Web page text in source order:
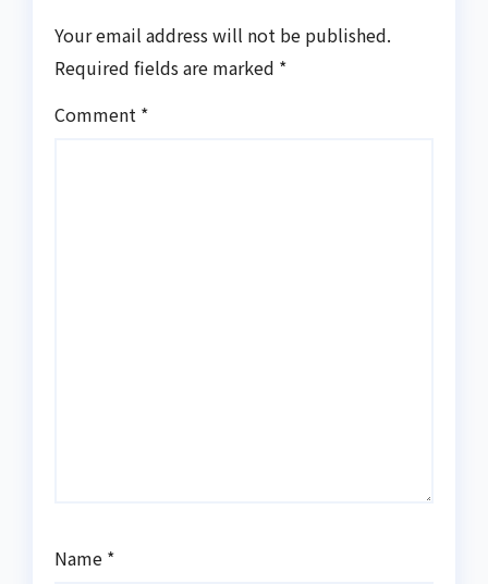
Your email address will not be published.
Required fields are marked *
Comment *
Name *